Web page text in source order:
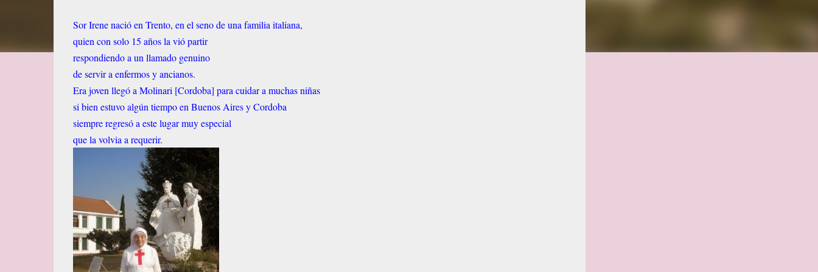
Sor Irene nació en Trento, en el seno de una familia italiana,
quien con solo 15 años la vió partir
respondiendo a un llamado genuino
de servir a enfermos y ancianos.
Era joven llegó a Molinari [Cordoba] para cuidar a muchas niñas
si bien estuvo algún tiempo en Buenos Aires y Cordoba
siempre regresó a este lugar muy especial
que la volvia a requerir.